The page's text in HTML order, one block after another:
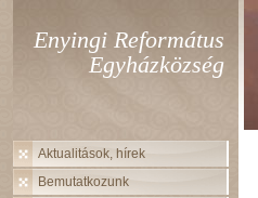
Enyingi Református
Egyházközség
Aktualitások, hírek
Bemutatkozunk